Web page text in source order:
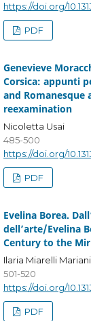
https://doi.org/
PDF
Genevieve
Corsica: appunti
and Romanesque
reexamination
Nicoletta Usai
485-500
https://doi.org/
PDF
Evelina Borea.
dell’arte/Evelina
Century to the
Ilaria Miarelli Mariani
501-520
https://doi.org/
PDF